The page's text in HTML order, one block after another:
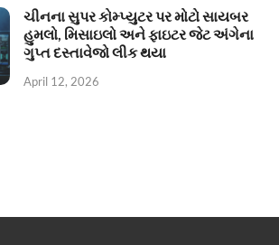
ચીનના સુપર કોમ્પ્યુટર પર મોટો સાયબર
હુમલો, મિસાઇલો અને ફાઇટર જેટ અંગેના
ગુપ્ત દસ્તાવેજો લીક થયા
April 12, 2026